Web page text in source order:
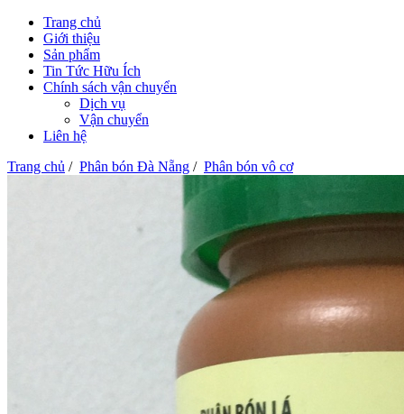
Trang chủ
Giới thiệu
Sản phẩm
Tin Tức Hữu Ích
Chính sách vận chuyển
Dịch vụ
Vận chuyển
Liên hệ
Trang chủ / Phân bón Đà Nẵng / Phân bón vô cơ